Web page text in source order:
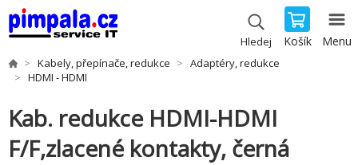
Hledej Košík Menu
Kabely, přepínače, redukce
Adaptéry, redukce
HDMI - HDMI
Kab. redukce HDMI-HDMI
F/F,zlacené kontakty, černá